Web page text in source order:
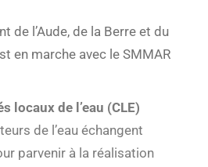
de l’Aude, de la Berre et du
en marche avec le SMMAR
locaux de l’eau (CLE)
de l’eau échangent
parvenir à la réalisation